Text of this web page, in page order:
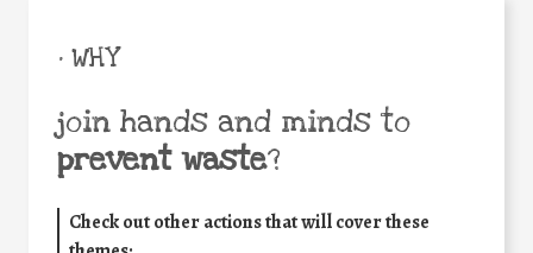
• WHY
join hands and minds to
prevent waste?
Check out other actions that will cover these